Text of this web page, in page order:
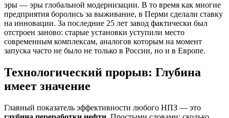
эры — эры глобальной модернизации. В то время как многие
предприятия боролись за выживание, в Перми сделали ставку
на инновации. За последние 25 лет завод фактически был
отстроен заново: старые установки уступили место
современным комплексам, аналогов которым на момент
запуска часто не было не только в России, но и в Европе.
Технологический прорыв: Глубина
имеет значение
Главный показатель эффективности любого НПЗ — это